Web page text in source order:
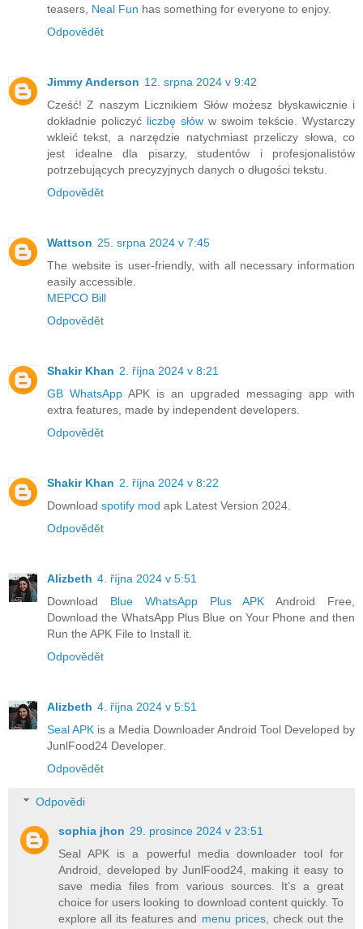
teasers, Neal Fun has something for everyone to enjoy.
Odpovědět
Jimmy Anderson 12. srpna 2024 v 9:42
Cześć! Z naszym Licznikiem Słów możesz błyskawicznie i
dokładnie policzyć liczbę słów w swoim tekście. Wystarczy
wkleić tekst, a narzędzie natychmiast przeliczy słowa, co
jest idealne dla pisarzy, studentów i profesjonalistów
potrzebujących precyzyjnych danych o długości tekstu.
Odpovědět
Wattson 25. srpna 2024 v 7:45
The website is user-friendly, with all necessary information
easily accessible.
MEPCO Bill
Odpovědět
Shakir Khan 2. října 2024 v 8:21
GB WhatsApp APK is an upgraded messaging app with
extra features, made by independent developers.
Odpovědět
Shakir Khan 2. října 2024 v 8:22
Download spotify mod apk Latest Version 2024.
Odpovědět
Alizbeth 4. října 2024 v 5:51
Download Blue WhatsApp Plus APK Android Free,
Download the WhatsApp Plus Blue on Your Phone and then
Run the APK File to Install it.
Odpovědět
Alizbeth 4. října 2024 v 5:51
Seal APK is a Media Downloader Android Tool Developed by
JunlFood24 Developer.
Odpovědět
Odpovědi
sophia jhon 29. prosince 2024 v 23:51
Seal APK is a powerful media downloader tool for
Android, developed by JunlFood24, making it easy to
save media files from various sources. It’s a great
choice for users looking to download content quickly. To
explore all its features and menu prices, check out the